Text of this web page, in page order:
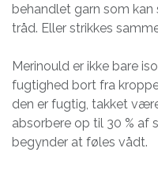
behandlet garn som
tråd. Eller strikkes
Merinould er ikke bare
fugtighed bort fra
den er fugtig, takket
absorbere op til 30 %
begynder at føles vådt.